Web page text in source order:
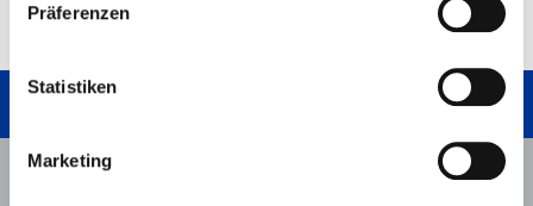
Präferenzen
Statistiken
Marketing